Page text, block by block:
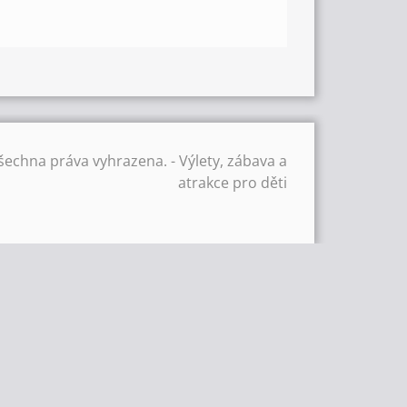
práva vyhrazena. - Výlety, zábava a
atrakce pro děti